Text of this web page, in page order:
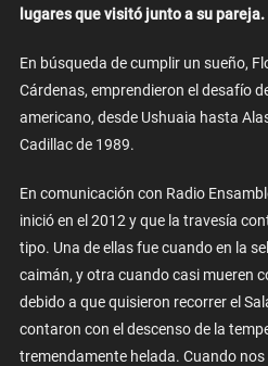
lugares que visitó junto a su pareja.
En búsqueda de cumplir un sueño,
Cárdenas, emprendieron el desafío
americano, desde Ushuaia hasta
Cadillac de 1989.
En comunicación con Radio
inició en el 2012 y que la travesía
tipo. Una de ellas fue cuando en la
caimán, y otra cuando casi mueren
debido a que quisieron recorrer el
contaron con el descenso de la
tremendamente helada. Cuando